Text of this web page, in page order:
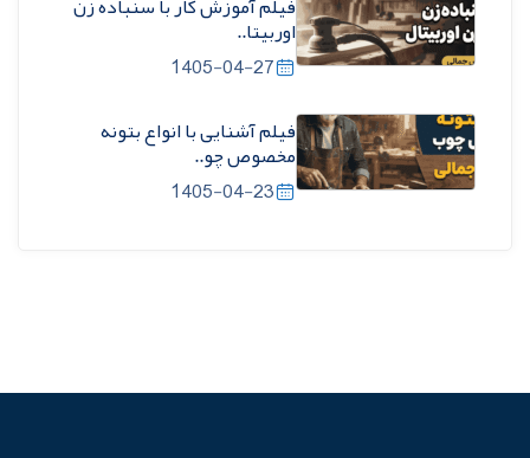
اوربیتا..
1405-04-27
فیلم آشنایی با انواع بتونه
مخصوص چو..
1405-04-23